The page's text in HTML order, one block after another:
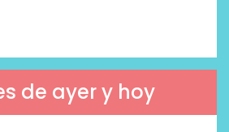
de ayer y hoy